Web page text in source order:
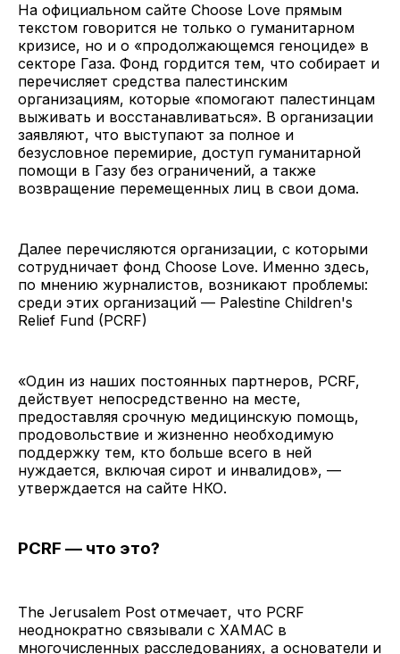
На официальном сайте Choose Love прямым
текстом говорится не только о гуманитарном
кризисе, но и о «продолжающемся геноциде» в
секторе Газа. Фонд гордится тем, что собирает и
перечисляет средства палестинским
организациям, которые «помогают палестинцам
выживать и восстанавливаться». В организации
заявляют, что выступают за полное и
безусловное перемирие, доступ гуманитарной
помощи в Газу без ограничений, а также
возвращение перемещенных лиц в свои дома.
Далее перечисляются организации, с которыми
сотрудничает фонд Choose Love. Именно здесь,
по мнению журналистов, возникают проблемы:
среди этих организаций — Palestine Children's
Relief Fund (PCRF)
«Один из наших постоянных партнеров, PCRF,
действует непосредственно на месте,
предоставляя срочную медицинскую помощь,
продовольствие и жизненно необходимую
поддержку тем, кто больше всего в ней
нуждается, включая сирот и инвалидов», —
утверждается на сайте НКО.
PCRF — что это?
The Jerusalem Post отмечает, что PCRF
неоднократно связывали с ХАМАС в
многочисленных расследованиях, а основатели и